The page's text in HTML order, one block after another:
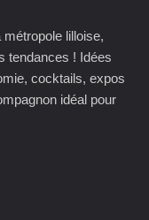
lilloise,
tendances ! Idées
cocktails, expos
idéal pour